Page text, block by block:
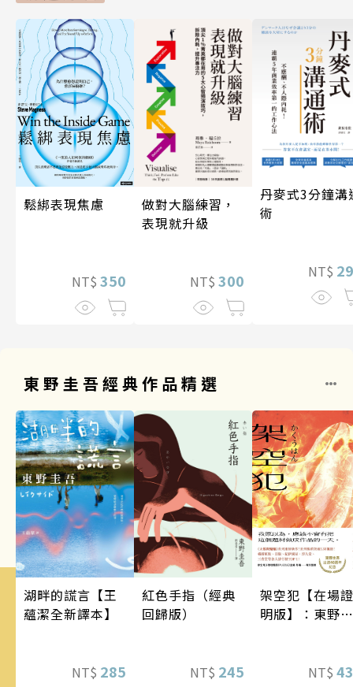
鬆綁表現焦慮
NT$ 350
做對大腦練習，
表現就升級
NT$ 300
丹麥式3分鐘溝
術
NT$
東野圭吾經典作品精選
湖畔的謊言【王
蘊潔全新譯本】
NT$ 285
紅色手指（經典
回歸版）
NT$ 245
架空犯【在場證
明版】：東野圭
蝠》系列重磅新
NT$